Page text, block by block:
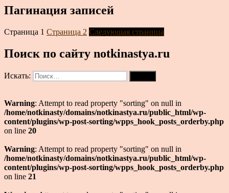
Пагинация записей
Страница 1 Страница 2 Следующая страница
Поиск по сайту notkinastya.ru
Искать:
Warning: Attempt to read property "sorting" on null in
/home/notkinasty/domains/notkinastya.ru/public_html/wp-
content/plugins/wp-post-sorting/wpps_hook_posts_orderby.php
on line 20
Warning: Attempt to read property "sorting" on null in
/home/notkinasty/domains/notkinastya.ru/public_html/wp-
content/plugins/wp-post-sorting/wpps_hook_posts_orderby.php
on line 21